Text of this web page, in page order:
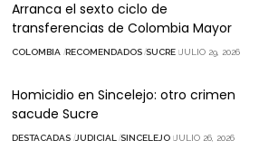
Arranca el sexto ciclo de
transferencias de Colombia Mayor
COLOMBIA RECOMENDADOS SUCRE JULIO 29, 2026
Homicidio en Sincelejo: otro crimen
sacude Sucre
DESTACADAS JUDICIAL SINCELEJO JULIO 26, 2026